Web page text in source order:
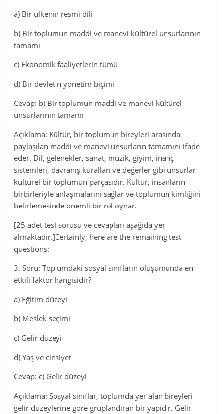
a) Bir ülkenin resmi dili
b) Bir toplumun maddi ve manevi kültürel unsurlarının
tamamı
c) Ekonomik faaliyetlerin tümü
d) Bir devletin yönetim biçimi
Cevap: b) Bir toplumun maddi ve manevi kültürel
unsurlarının tamamı
Açıklama: Kültür, bir toplumun bireyleri arasında
paylaşılan maddi ve manevi unsurların tamamını ifade
eder. Dil, gelenekler, sanat, müzik, giyim, inanç
sistemleri, davranış kuralları ve değerler gibi unsurlar
kültürel bir toplumun parçasıdır. Kültür, insanların
birbirleriyle anlaşmalarını sağlar ve toplumun kimliğini
belirlemesinde önemli bir rol oynar.
[25 adet test sorusu ve cevapları aşağıda yer
almaktadır.]Certainly, here are the remaining test
questions:
3. Soru: Toplumdaki sosyal sınıfların oluşumunda en
etkili faktör hangisidir?
a) Eğitim düzeyi
b) Meslek seçimi
c) Gelir düzeyi
d) Yaş ve cinsiyet
Cevap: c) Gelir düzeyi
Açıklama: Sosyal sınıflar, toplumda yer alan bireyleri
gelir düzeylerine göre gruplandıran bir yapıdır. Gelir